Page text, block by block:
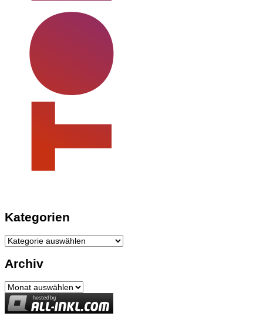
Kategorien
Kategorien
Archiv
Archiv